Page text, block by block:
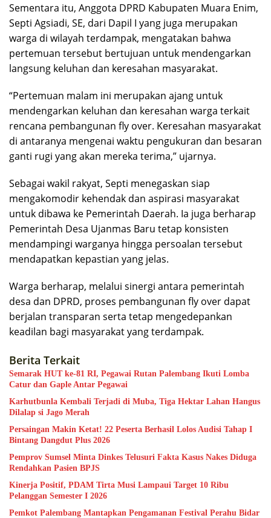
Sementara itu, Anggota DPRD Kabupaten Muara Enim,
Septi Agsiadi, SE, dari Dapil I yang juga merupakan
warga di wilayah terdampak, mengatakan bahwa
pertemuan tersebut bertujuan untuk mendengarkan
langsung keluhan dan keresahan masyarakat.
“Pertemuan malam ini merupakan ajang untuk
mendengarkan keluhan dan keresahan warga terkait
rencana pembangunan fly over. Keresahan masyarakat
di antaranya mengenai waktu pengukuran dan besaran
ganti rugi yang akan mereka terima,” ujarnya.
Sebagai wakil rakyat, Septi menegaskan siap
mengakomodir kehendak dan aspirasi masyarakat
untuk dibawa ke Pemerintah Daerah. Ia juga berharap
Pemerintah Desa Ujanmas Baru tetap konsisten
mendampingi warganya hingga persoalan tersebut
mendapatkan kepastian yang jelas.
Warga berharap, melalui sinergi antara pemerintah
desa dan DPRD, proses pembangunan fly over dapat
berjalan transparan serta tetap mengedepankan
keadilan bagi masyarakat yang terdampak.
Berita Terkait
Semarak HUT ke-81 RI, Pegawai Rutan Palembang Ikuti Lomba
Catur dan Gaple Antar Pegawai
Karhutbunla Kembali Terjadi di Muba, Tiga Hektar Lahan Hangus
Dilalap si Jago Merah
Persaingan Makin Ketat! 22 Peserta Berhasil Lolos Audisi Tahap I
Bintang Dangdut Plus 2026
Pemprov Sumsel Minta Dinkes Telusuri Fakta Kasus Nakes Diduga
Rendahkan Pasien BPJS
Kinerja Positif, PDAM Tirta Musi Lampaui Target 10 Ribu
Pelanggan Semester I 2026
Pemkot Palembang Mantapkan Pengamanan Festival Perahu Bidar